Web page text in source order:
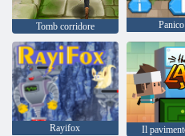
Tomb corridore
Rayifox Il